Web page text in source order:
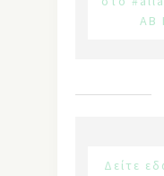
ΑΒ
Δείτε